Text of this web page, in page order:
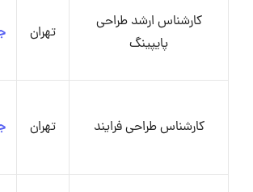
کارشناس ارشد طراحی
پایپینگ
تهران
کارشناس طراحی فرایند تهران